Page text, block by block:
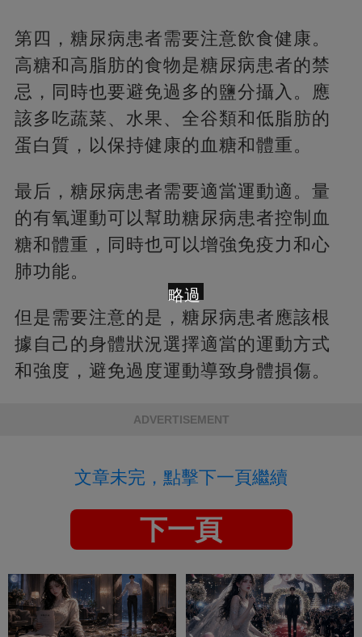
第四，糖尿病患者需要注意飲食健康。
高糖和高脂肪的食物是糖尿病患者的禁
忌，同時也要避免過多的鹽分攝入。應
該多吃蔬菜、水果、全谷類和低脂肪的
蛋白質，以保持健康的血糖和體重。
最后，糖尿病患者需要適當運動適。量
的有氧運動可以幫助糖尿病患者控制血
糖和體重，同時也可以增強免疫力和心
肺功能。
但是需要注意的是，糖尿病患者應該根
據自己的身體狀況選擇適當的運動方式
和強度，避免過度運動導致身體損傷。
ADVERTISEMENT
文章未完，點擊下一頁繼續
下一頁
略過